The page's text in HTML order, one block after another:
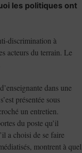
les politiques ont
discrimination à
acteurs du terrain. Le
dans une
présentée sous
un entretien.
du poste qu’il
a choisi de se faire
montrent à quel